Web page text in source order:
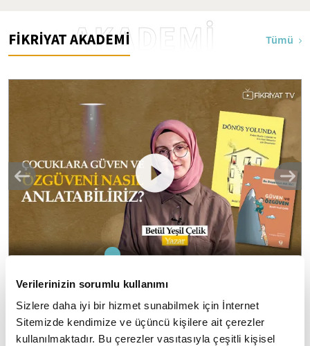
Verilerinizin sorumlu kullanımı
Sizlere daha iyi bir hizmet sunabilmek için İnternet
Sitemizde kendimize ve üçüncü kişilere ait çerezler
kullanılmaktadır. Bu çerezler vasıtasıyla çeşitli kişisel
FİKRİYAT AKADEMİAKADEMİ Tümü
Çocuklara güven ve özgüveni nasıl
anlatabiliriz? I Kitap Dedektifi
Kitap Dedektifi'nin yeni bölümünün konuğu Betül Yeşil
1 2 3 4 5